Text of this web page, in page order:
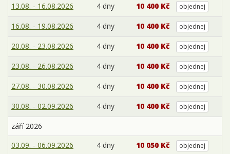
13.08. - 16.08.2026 4 dny 10 400 Kč objednej
16.08. - 19.08.2026 4 dny 10 400 Kč objednej
20.08. - 23.08.2026 4 dny 10 400 Kč objednej
23.08. - 26.08.2026 4 dny 10 400 Kč objednej
27.08. - 30.08.2026 4 dny 10 400 Kč objednej
30.08. - 02.09.2026 4 dny 10 400 Kč objednej
září 2026
03.09. - 06.09.2026
4 dny 10 050 Kč objednej